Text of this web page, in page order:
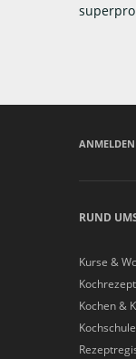
ANMELDEN
RUND
Kurse &
Kochen &
Kochschule